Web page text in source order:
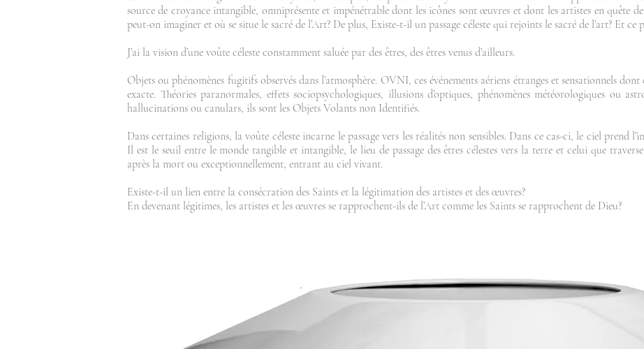
source de croyance intangible, omniprésente et impénétrable dont les icônes sont œuvres et dont les artistes en quête
peut-on imaginer et où se situe le sacré de l’Art? De plus, Existe-t-il un passage céleste qui rejoints le sacré de l’art? Et ce
J’ai la vision d’une voûte céleste constamment saluée par des êtres, des êtres venus d’ailleurs.
Objets ou phénomènes fugitifs observés dans l’atmosphère. OVNI, ces événements aériens étranges et sensationnels
exacte. Théories paranormales, effets sociopsychologiques, illusions d’optiques, phénomènes météorologiques ou
hallucinations ou canulars, ils sont les Objets Volants non Identifiés.
Dans certaines religions, la voûte céleste incarne le passage vers les réalités non sensibles. Dans ce cas-ci, le ciel prend
Il est le seuil entre le monde tangible et intangible, le lieu de passage des êtres célestes vers la terre et celui que
après la mort ou exceptionnellement, entrant au ciel vivant.
Existe-t-il un lien entre la consécration des Saints et la légitimation des artistes et des œuvres?
En devenant légitimes, les artistes et les œuvres se rapprochent-ils de l’Art comme les Saints se rapprochent de Dieu?